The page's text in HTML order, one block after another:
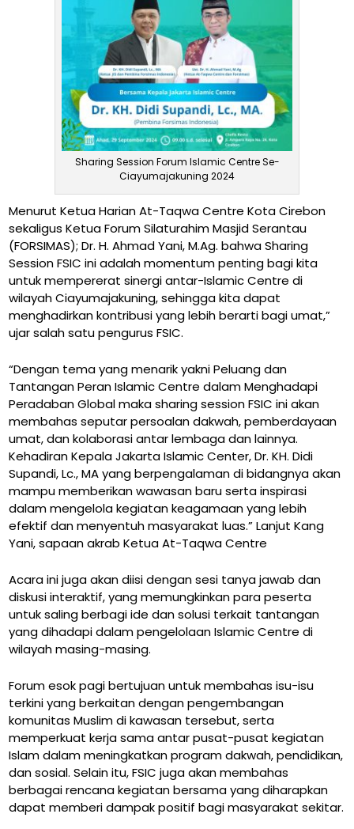
Sharing Session Forum Islamic Centre Se-
Ciayumajakuning 2024
Menurut Ketua Harian At-Taqwa Centre Kota Cirebon
sekaligus Ketua Forum Silaturahim Masjid Serantau
(FORSIMAS); Dr. H. Ahmad Yani, M.Ag. bahwa Sharing
Session FSIC ini adalah momentum penting bagi kita
untuk mempererat sinergi antar-Islamic Centre di
wilayah Ciayumajakuning, sehingga kita dapat
menghadirkan kontribusi yang lebih berarti bagi umat,”
ujar salah satu pengurus FSIC.
“Dengan tema yang menarik yakni Peluang dan
Tantangan Peran Islamic Centre dalam Menghadapi
Peradaban Global maka sharing session FSIC ini akan
membahas seputar persoalan dakwah, pemberdayaan
umat, dan kolaborasi antar lembaga dan lainnya.
Kehadiran Kepala Jakarta Islamic Center, Dr. KH. Didi
Supandi, Lc., MA yang berpengalaman di bidangnya akan
mampu memberikan wawasan baru serta inspirasi
dalam mengelola kegiatan keagamaan yang lebih
efektif dan menyentuh masyarakat luas.” Lanjut Kang
Yani, sapaan akrab Ketua At-Taqwa Centre
Acara ini juga akan diisi dengan sesi tanya jawab dan
diskusi interaktif, yang memungkinkan para peserta
untuk saling berbagi ide dan solusi terkait tantangan
yang dihadapi dalam pengelolaan Islamic Centre di
wilayah masing-masing.
Forum esok pagi bertujuan untuk membahas isu-isu
terkini yang berkaitan dengan pengembangan
komunitas Muslim di kawasan tersebut, serta
memperkuat kerja sama antar pusat-pusat kegiatan
Islam dalam meningkatkan program dakwah, pendidikan,
dan sosial. Selain itu, FSIC juga akan membahas
berbagai rencana kegiatan bersama yang diharapkan
dapat memberi dampak positif bagi masyarakat sekitar.